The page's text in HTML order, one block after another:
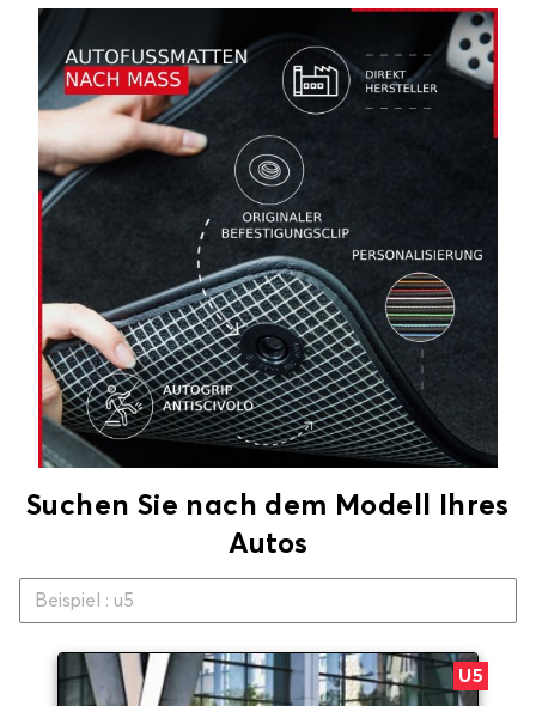
Suchen Sie nach dem Modell Ihres
Autos
U5